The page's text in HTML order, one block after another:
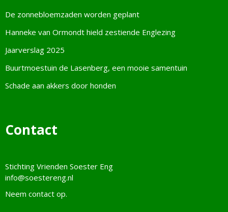
De zonnebloemzaden worden geplant
Hanneke van Ormondt hield zestiende Englezing
Jaarverslag 2025
Buurtmoestuin de Lasenberg, een mooie samentuin
Schade aan akkers door honden
Contact
Stichting Vrienden Soester Eng
info@soestereng.nl
Neem contact op.